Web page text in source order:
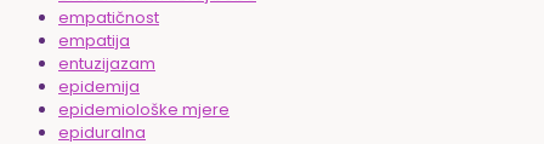
empatičnost
empatija
entuzijazam
epidemija
epidemiološke mjere
epiduralna